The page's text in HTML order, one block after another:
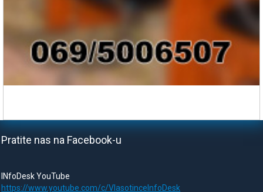
Pratite nas na Facebook-u
INfoDesk YouTube
https://www.youtube.com/c/VlasotinceInfoDesk